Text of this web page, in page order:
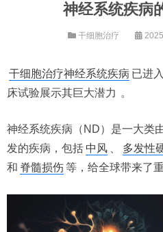
神经系统疾病
干细胞治疗 2025
干细胞治疗神经系统疾病 已进
床试验展示其巨大潜力 。
神经系统疾病（ND）是一大类
发的疾病，包括 中风 多发性
和 脊髓损伤等，给全球带来了